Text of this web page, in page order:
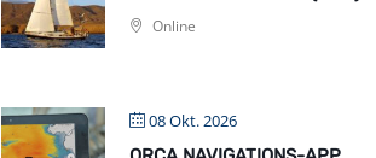
Online
08 Okt. 2026